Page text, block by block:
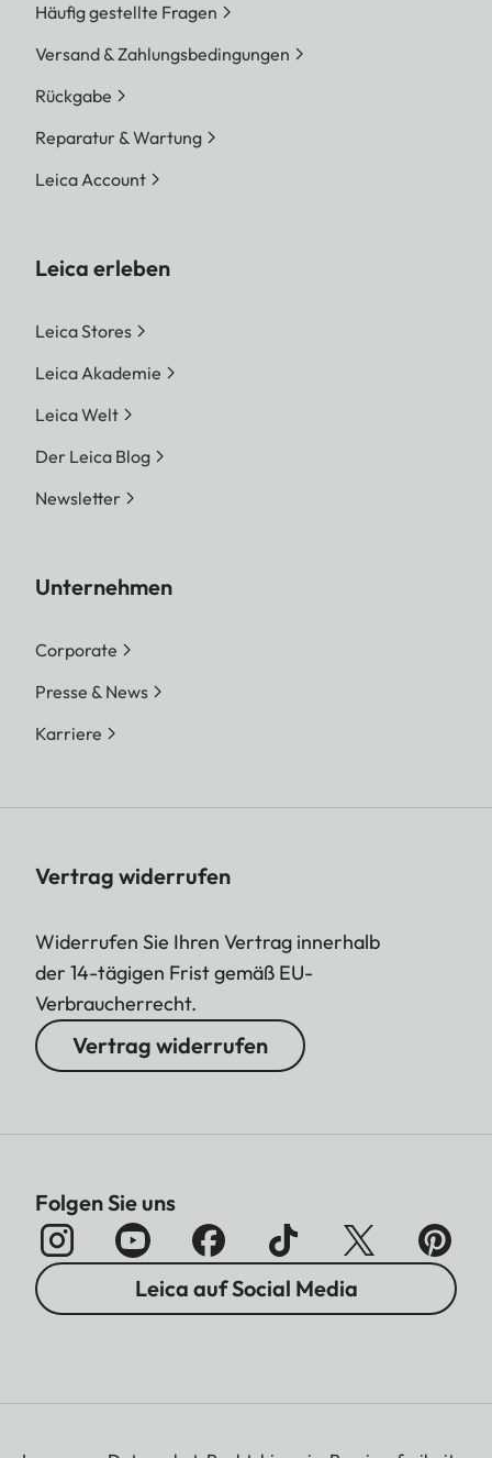
Häufig gestellte Fragen
Versand & Zahlungsbedingungen
Rückgabe
Reparatur & Wartung
Leica Account
Leica erleben
Leica Stores
Leica Akademie
Leica Welt
Der Leica Blog
Newsletter
Unternehmen
Corporate
Presse & News
Karriere
Vertrag widerrufen
Widerrufen Sie Ihren Vertrag innerhalb
der 14-tägigen Frist gemäß EU-
Verbraucherrecht.
Vertrag widerrufen
Folgen Sie uns
Leica auf Social Media